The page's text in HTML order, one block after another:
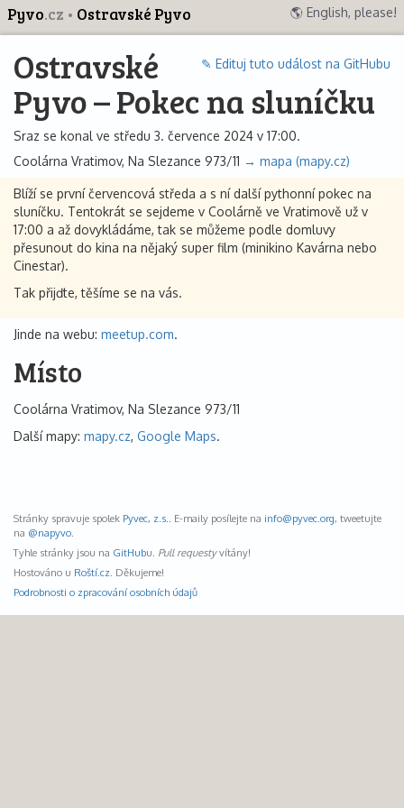
Pyvo.cz Ostravské Pyvo 🌎 English, please!
✎ Edituj tuto událost na GitHubu
Ostravské
Pyvo – Pokec na sluníčku
Sraz se konal ve středu 3. července 2024 v 17:00.
Coolárna Vratimov, Na Slezance 973/11 → mapa (mapy.cz)
Blíží se první červencová středa a s ní další pythonní pokec na
sluníčku. Tentokrát se sejdeme v Coolárně ve Vratimově už v
17:00 a až dovykládáme, tak se můžeme podle domluvy
přesunout do kina na nějaký super film (minikino Kavárna nebo
Cinestar).
Tak přijďte, těšíme se na vás.
Jinde na webu: meetup.com.
Místo
Coolárna Vratimov, Na Slezance 973/11
Další mapy: mapy.cz, Google Maps.
Stránky spravuje spolek Pyvec, z.s. . E-maily posílejte na info@pyvec.org, tweetujte
na @napyvo
Tyhle stránky jsou na GitHubu. Pull requestyvítány!
Hostováno u Roští.cz . Děkujeme!
Podrobnosti o zpracování osobních údajů